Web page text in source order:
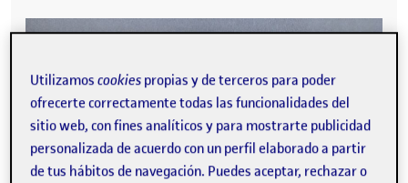
Utilizamoscookies propias y de terceros para poder
ofrecerte correctamente todas las funcionalidades del
sitio web, con fines analíticos y para mostrarte publicidad
personalizada de acuerdo con un perfil elaborado a partir
de tus hábitos de navegación. Puedes aceptar, rechazar o